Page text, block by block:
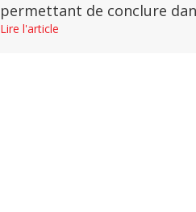
permettant de conclure
Lire l'article